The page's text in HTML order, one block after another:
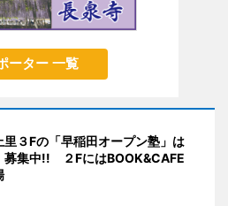
ーター 一覧
里３Fの「早稲田オープン塾」は
募集中!! ２FにはBOOK&CAFE